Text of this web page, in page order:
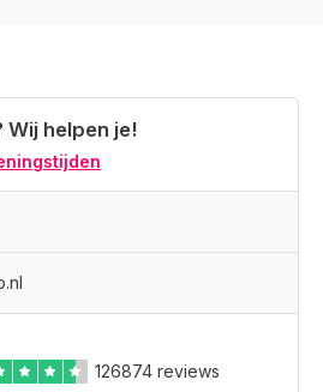
Wij helpen je!
126874 reviews